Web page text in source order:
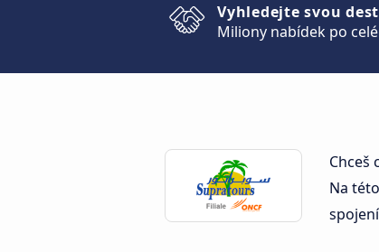
Vyhledejte svou
Miliony nabídek po
Chceš
Na